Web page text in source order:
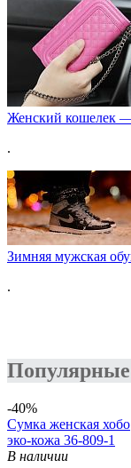
Женский кошелек
.
Зимняя мужская
.
Популярные
-40%
Сумка женская хобо
эко-кожа 36-809-1
В наличии